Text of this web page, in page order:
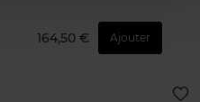
164,50 € Ajouter